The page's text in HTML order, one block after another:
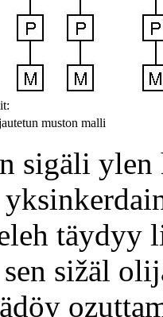
muston malli
sigäli ylen
täydyy
sižäl